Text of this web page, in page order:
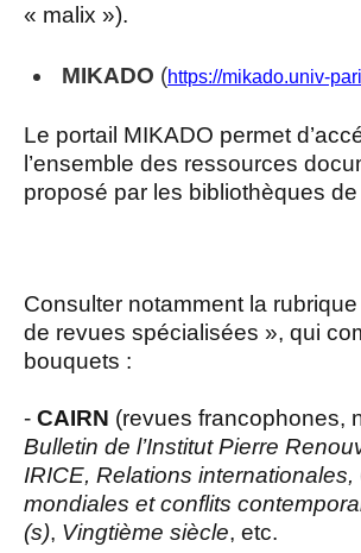
« malix »).
MIKADO (https://mikado.univ-
Le portail MIKADO permet
l’ensemble des ressources
proposé par les bibliothèques
Consulter notamment la
de revues spécialisées », qui
bouquets :
- CAIRN (revues francophones,
Bulletin de l’Institut Pierre
IRICE, Relations internationales,
mondiales et conflits
(s), Vingtième siècle, etc.